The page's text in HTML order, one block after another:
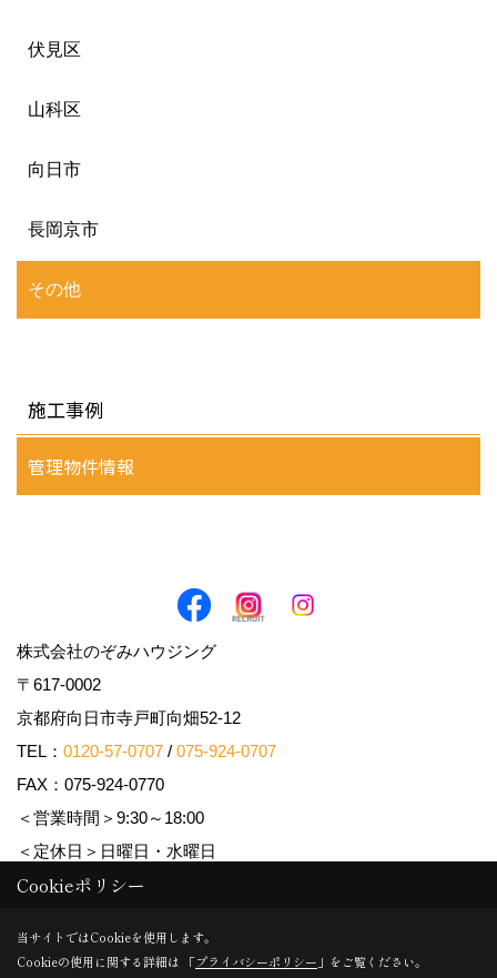
伏見区
山科区
向日市
長岡京市
その他
施工事例
管理物件情報
株式会社のぞみハウジング
〒617-0002
京都府向日市寺戸町向畑52-12
TEL： 0120-57-0707 / 075-924-0707
FAX：075-924-0770
＜営業時間＞9:30～18:00
＜定休日＞日曜日・水曜日
Copyright (c) Nozomi Housing. All Rights Reserved.
Produced byゴデスクリエイト
Cookieポリシー
当サイトではCookieを使用します。
Cookieの使用に関する詳細は 「プライバシーポリシー 」をご覧ください。